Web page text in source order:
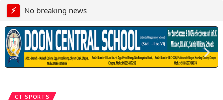
⚡ No breaking news
CT SPORTS